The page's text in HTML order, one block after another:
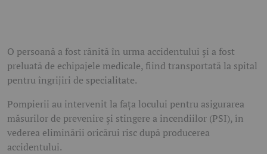
O persoană a fost rănită în urma accidentului și a fost
preluată de echipajele medicale, fiind transportată la spital
pentru îngrijiri de specialitate.
Pompierii au intervenit la fața locului pentru asigurarea
măsurilor de prevenire și stingere a incendiilor (PSI), în
vederea eliminării oricărui risc după producerea
accidentului.